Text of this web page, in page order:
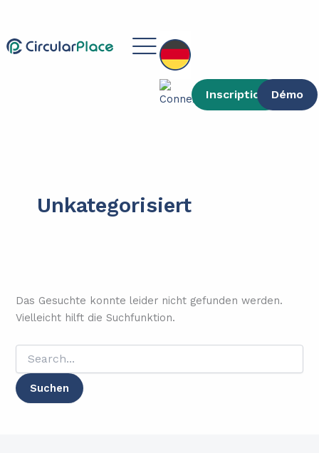
springen
Main
Menu
Inscription Démo
Unkategorisiert
Das Gesuchte konnte leider nicht gefunden werden.
Vielleicht hilft die Suchfunktion.